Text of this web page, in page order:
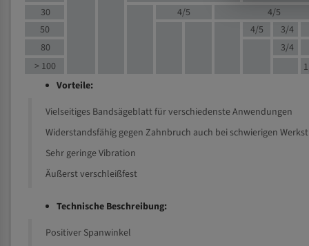
30
4/5 4/5
50
4/5 3/4
80
3/4
> 100
Vorteile:
Vielseitiges Bandsägeblatt für verschiedenste Anwendungen
Widerstandsfähig gegen Zahnbruch auch bei schwierigen
Sehr geringe Vibration
Äußerst verschleißfest
Technische Beschreibung:
Positiver Spanwinkel